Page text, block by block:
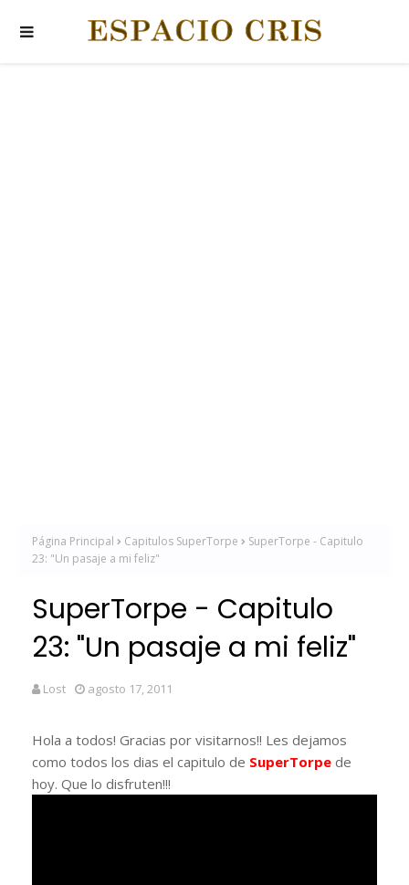
Página Principal Capitulos SuperTorpe
SuperTorpe - Capitulo
23: "Un pasaje a mi feliz"
SuperTorpe - Capitulo
23: "Un pasaje a mi feliz"
Lost agosto 17, 2011
Hola a todos! Gracias por visitarnos!! Les dejamos
como todos los dias el capitulo de SuperTorpe de
hoy. Que lo disfruten!!!